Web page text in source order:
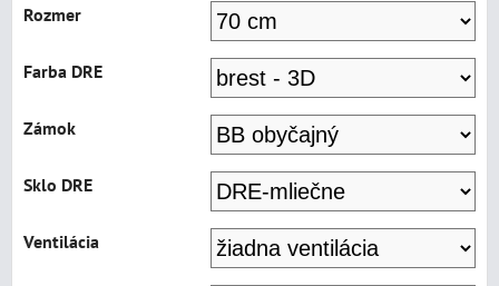
Rozmer
Farba DRE
Zámok
Sklo DRE
Ventilácia